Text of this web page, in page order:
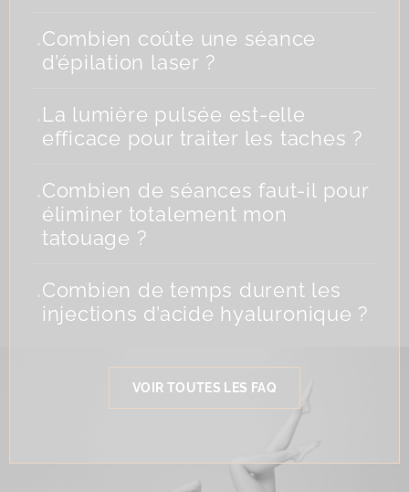
.Combien coûte une séance
d’épilation laser ?
.La lumière pulsée est-elle
efficace pour traiter les taches ?
.Combien de séances faut-il pour
éliminer totalement mon
tatouage ?
.Combien de temps durent les
injections d’acide hyaluronique ?
VOIR TOUTES LES FAQ